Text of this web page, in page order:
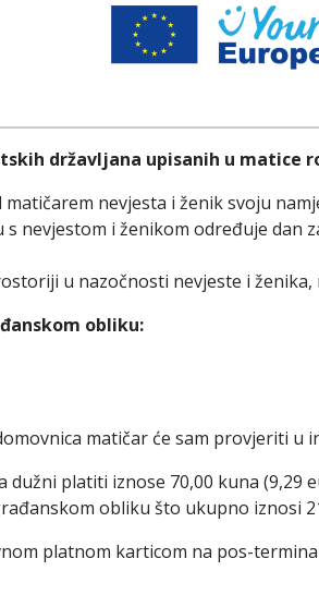
državljana upisanih u matice
nevjesta i ženik svoju
nevjestom i ženikom određuje dan
u nazočnosti nevjeste i ženika,
obliku:
matičar će sam provjeriti u
platiti iznose 70,00 kuna
obliku što ukupno iznosi
platnom karticom na pos-